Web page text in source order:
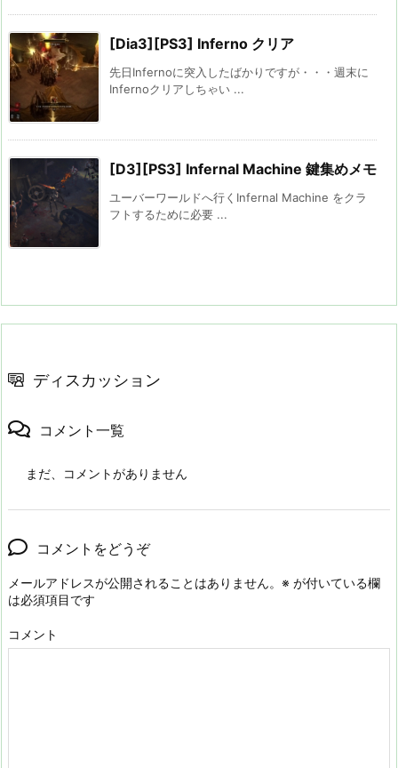
[Dia3][PS3] Inferno クリア
先日Infernoに突入したばかりですが・・・週末に
Infernoクリアしちゃい ...
[D3][PS3] Infernal Machine 鍵集めメモ
ユーバーワールドへ行くInfernal Machine をクラ
フトするために必要 ...
ディスカッション
コメント一覧
まだ、コメントがありません
コメントをどうぞ
メールアドレスが公開されることはありません。 ※ が付いている欄
は必須項目です
コメント